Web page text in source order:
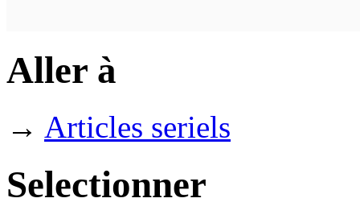
Aller à
→ Articles seriels
Selectionner